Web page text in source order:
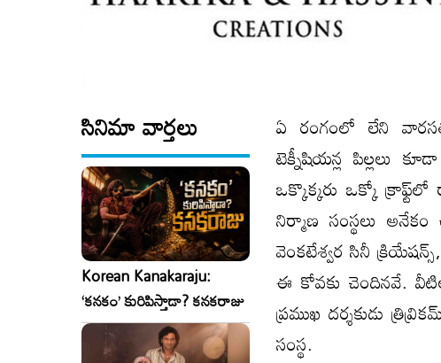
సినిమా వార్తలు
Korean Kanakaraju:
‘కనకం’ కురిపిస్తాడా? కనకరాజు
ఏ రంగంలో లేని
టెక్నీషియన్ల పిల్లలు
ఒక్కొక్కరు ఒక్కో క్రాఫ్ట్‌లో
నిర్మాణ సంస్థలు
వెంకటేశ్వర సినీ
ఈ కోవకు చెందినవే.
ప్రముఖ దర్శకుడు
సంస్థ.